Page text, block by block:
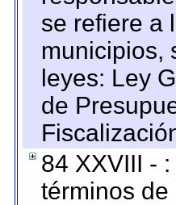
se refiere a
municipios,
leyes: Ley
de
84 XXVIII -
términos